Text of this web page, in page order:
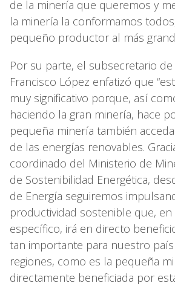
de la minería que queremos y
la minería la conformamos
pequeño productor al más
Por su parte, el subsecretario de
Francisco López enfatizó que
muy significativo porque, así
haciendo la gran minería, hace
pequeña minería también
de las energías renovables.
coordinado del Ministerio de
de Sostenibilidad Energética,
de Energía seguiremos
productividad sostenible que, en
específico, irá en directo
tan importante para nuestro
regiones, como es la pequeña
directamente beneficiada por